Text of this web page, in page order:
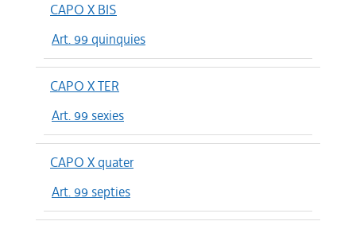
CAPO X BIS
Art. 99 quinquies
CAPO X TER
Art. 99 sexies
CAPO X quater
Art. 99 septies